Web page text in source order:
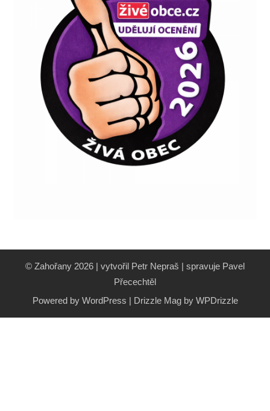
© Zahořany 2026 | vytvořil Petr Nepraš | spravuje Pavel
Přecechtěl
Powered by WordPress | Drizzle Mag by WPDrizzle